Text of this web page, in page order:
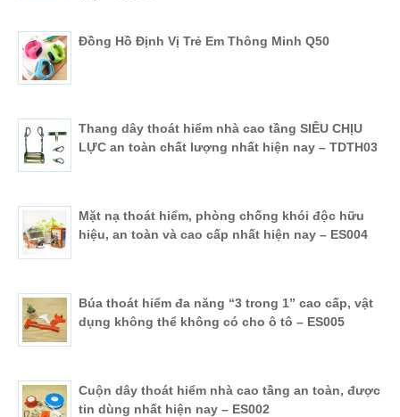
Đồng Hồ Định Vị Trẻ Em Thông Minh Q50
Thang dây thoát hiểm nhà cao tầng SIÊU CHỊU
LỰC an toàn chất lượng nhất hiện nay – TDTH03
Mặt nạ thoát hiểm, phòng chống khói độc hữu
hiệu, an toàn và cao cấp nhất hiện nay – ES004
Búa thoát hiểm đa năng “3 trong 1” cao cấp, vật
dụng không thể không có cho ô tô – ES005
Cuộn dây thoát hiểm nhà cao tầng an toàn, được
tin dùng nhất hiện nay – ES002